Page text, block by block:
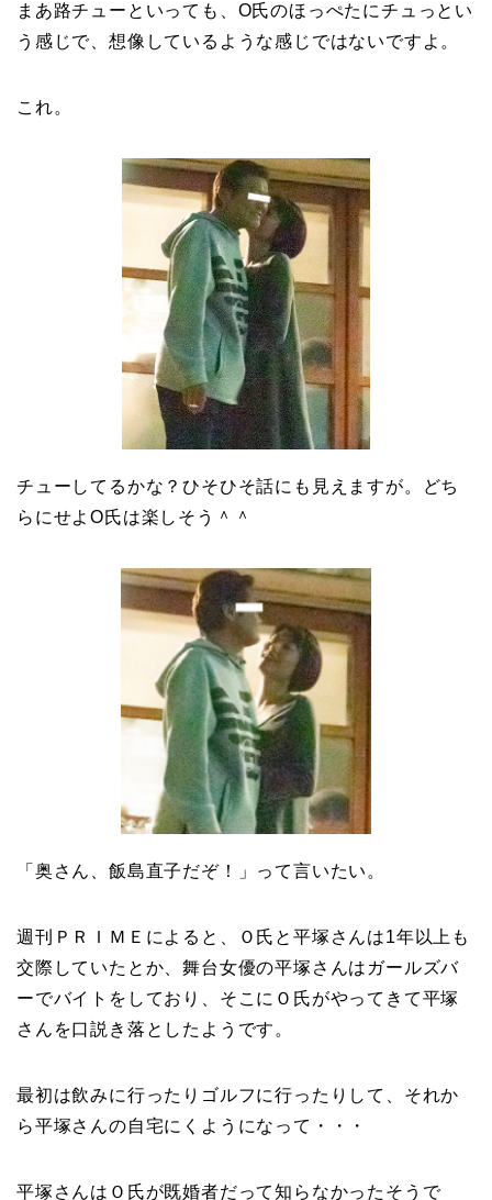
まあ路チューといっても、O氏のほっぺたにチュっとい
う感じで、想像しているような感じではないですよ。
これ。
チューしてるかな？ひそひそ話にも見えますが。どち
らにせよO氏は楽しそう＾＾
「奥さん、飯島直子だぞ！」って言いたい。
週刊ＰＲＩＭＥによると、Ｏ氏と平塚さんは1年以上も
交際していたとか、舞台女優の平塚さんはガールズバ
ーでバイトをしており、そこにＯ氏がやってきて平塚
さんを口説き落としたようです。
最初は飲みに行ったりゴルフに行ったりして、それか
ら平塚さんの自宅にくようになって・・・
平塚さんはＯ氏が既婚者だって知らなかったそうで